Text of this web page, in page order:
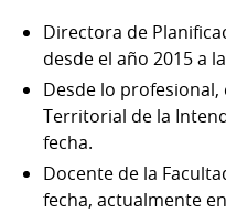
Directora de
desde el año 2015 a
Desde lo
Territorial de la
fecha.
Docente de la
fecha, actualmente